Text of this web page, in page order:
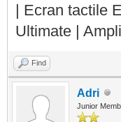
| Ecran tactile
Ultimate |
Find
Adri
Junior